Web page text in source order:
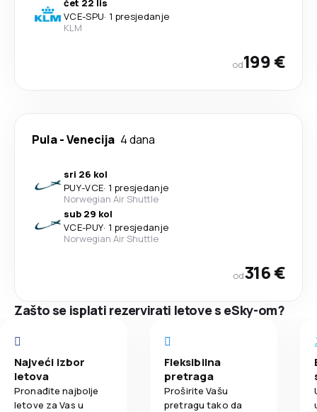
čet 22 lis
VCE-SPU· 1 presjedanje
KLM
od199 €
Pula-Venecija 4 dana
sri 26 kol
PUY-VCE· 1 presjedanje
Norwegian Air Shuttle
sub 29 kol
VCE-PUY· 1 presjedanje
Norwegian Air Shuttle
od316 €
Zašto se isplati rezervirati letove s eSky-om?
Najveći izbor
letova
Pronađite najbolje
letove za Vas u
Fleksibilna
pretraga
Proširite Vašu
pretragu tako da